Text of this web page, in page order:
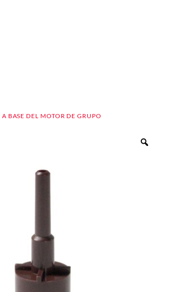
BASE DEL MOTOR DE GRUPO